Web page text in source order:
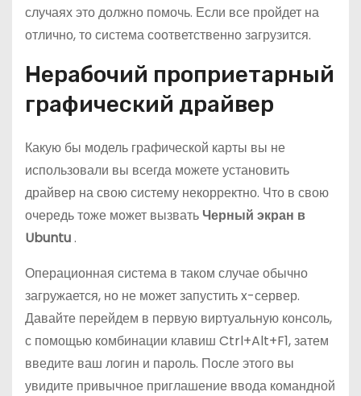
случаях это должно помочь. Если все пройдет на
отлично, то система соответственно загрузится.
Нерабочий проприетарный
графический драйвер
Какую бы модель графической карты вы не
использовали вы всегда можете установить
драйвер на свою систему некорректно. Что в свою
очередь тоже может вызвать Черный экран в
Ubuntu.
Операционная система в таком случае обычно
загружается, но не может запустить x-сервер.
Давайте перейдем в первую виртуальную консоль,
с помощью комбинации клавиш Ctrl+Alt+F1, затем
введите ваш логин и пароль. После этого вы
увидите привычное приглашение ввода командной